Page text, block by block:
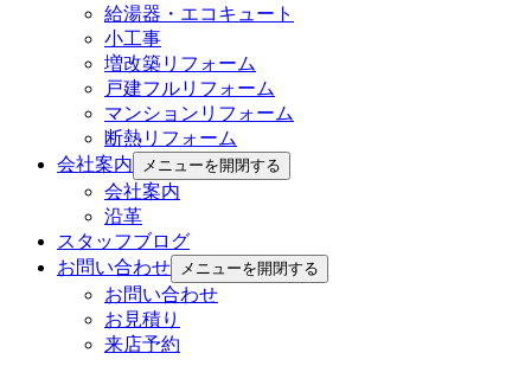
給湯器・エコキュート
小工事
増改築リフォーム
戸建フルリフォーム
マンションリフォーム
断熱リフォーム
会社案内
メニューを開閉する
会社案内
沿革
スタッフブログ
お問い合わせ
メニューを開閉する
お問い合わせ
お見積り
来店予約